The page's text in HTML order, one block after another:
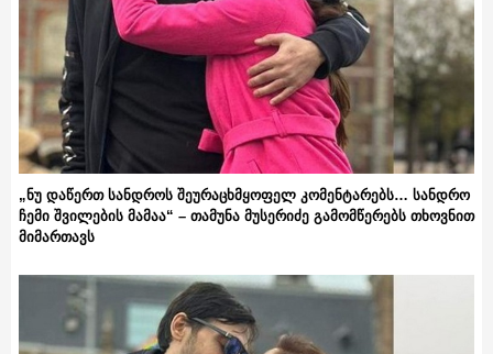
„ნუ დაწერთ სანდროს შეურაცხმყოფელ კომენტარებს… სანდრო
ჩემი შვილების მამაა“ – თამუნა მუსერიძე გამომწერებს თხოვნით
მიმართავს